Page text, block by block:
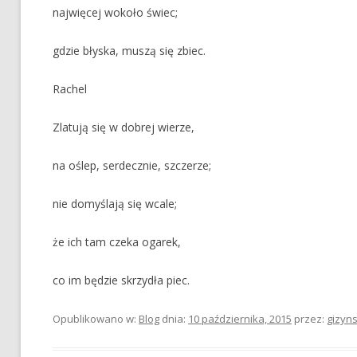
najwięcej wokoło świec;
gdzie błyska, muszą się zbiec.
Rachel
Zlatują się w dobrej wierze,
na oślep, serdecznie, szczerze;
nie domyślają się wcale;
że ich tam czeka ogarek,
co im będzie skrzydła piec.
Opublikowano w: Blog dnia: 10 października, 2015 przez: